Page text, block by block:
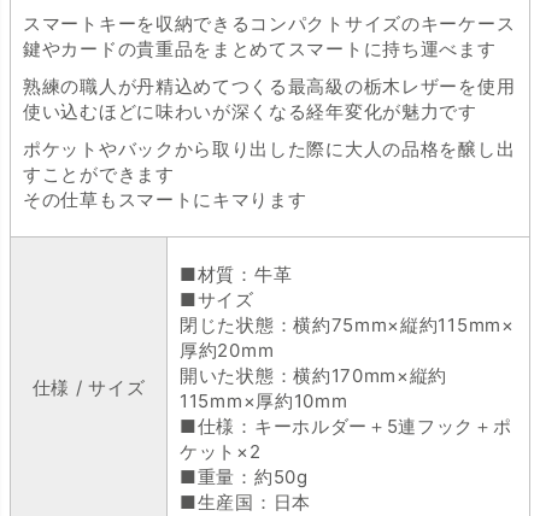
スマートキーを収納できるコンパクトサイズのキーケース
鍵やカードの貴重品をまとめてスマートに持ち運べます
熟練の職人が丹精込めてつくる最高級の栃木レザーを使用
使い込むほどに味わいが深くなる経年変化が魅力です
ポケットやバックから取り出した際に大人の品格を醸し出
すことができます
その仕草もスマートにキマります
仕様 / サイズ
■材質：牛革
■サイズ
閉じた状態：横約75mm×縦約115mm×
厚約20mm
開いた状態：横約170mm×縦約
115mm×厚約10mm
■仕様：キーホルダー＋5連フック＋ポ
ケット×2
■重量：約50g
■生産国：日本